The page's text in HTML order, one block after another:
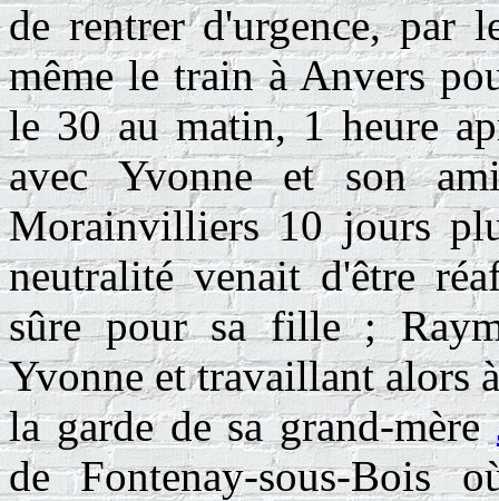
de rentrer d'urgence,
même le train à Anvers
le 30 au matin, 1 heure
avec Yvonne et son
Morainvilliers 10 jours
neutralité venait d'être
sûre pour sa fille ;
Yvonne et travaillant alors
la garde de sa grand-mère
de Fontenay-sous-Bois